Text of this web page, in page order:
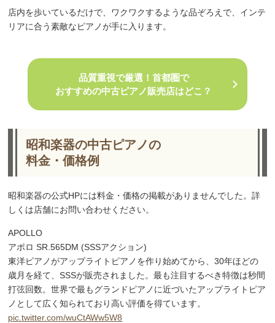
店内を歩いているだけで、ワクワクするような品ぞろえで、インテ
リアに合う素敵なピアノが手に入ります。
品質重視で厳選！首都圏で
おすすめの中古ピアノ販売店はどこ？
昭和楽器の中古ピアノの
料金・価格例
昭和楽器の公式HPには料金・価格の掲載がありませんでした。詳
しくは店舗にお問い合わせください。
APOLLO
アポロ SR.565DM (SSSアクション)
東洋ピアノがアップライトピアノを作り始めてから、30年ほどの
歳月を経て、SSSが販売されました。最も注目するべき特徴は秒間
打弦回数。世界で最もグランドピアノに近づいたアップライトピア
ノとして広く知られており高い評価を得ています。
pic.twitter.com/wuCtAWw5W8